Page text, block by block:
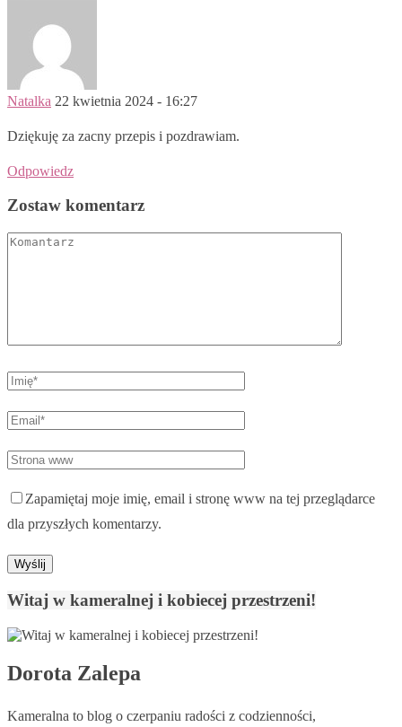
Natalka 22 kwietnia 2024 - 16:27
Dziękuję za zacny przepis i pozdrawiam.
Odpowiedz
Zostaw komentarz
Zapamiętaj moje imię, email i stronę www na tej przeglądarce
dla przyszłych komentarzy.
Witaj w kameralnej i kobiecej przestrzeni!
Dorota Zalepa
Kameralna to blog o czerpaniu radości z codzienności,